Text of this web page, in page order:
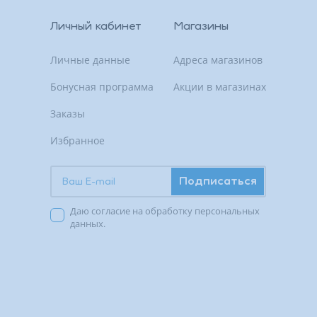
Личный кабинет
Личные данные
Бонусная программа
Заказы
Избранное
Магазины
Адреса магазинов
Акции в магазинах
Подписаться
Даю согласие на обработку персональных
данных.